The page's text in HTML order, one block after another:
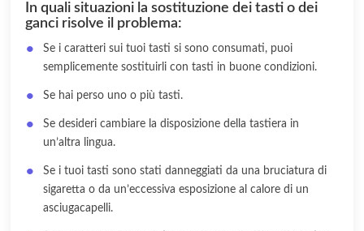
In quali situazioni la sostituzione dei tasti o dei
ganci risolve il problema:
Se i caratteri sui tuoi tasti si sono consumati, puoi
semplicemente sostituirli con tasti in buone condizioni.
Se hai perso uno o più tasti.
Se desideri cambiare la disposizione della tastiera in
un’altra lingua.
Se i tuoi tasti sono stati danneggiati da una bruciatura di
sigaretta o da un’eccessiva esposizione al calore di un
asciugacapelli.